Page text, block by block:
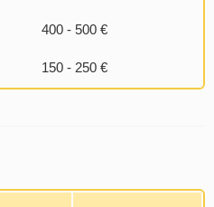
400 - 500 €
150 - 250 €